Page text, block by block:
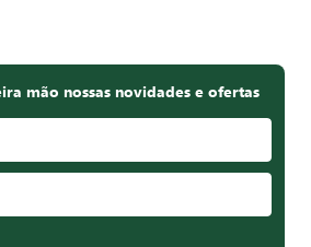
mão nossas novidades e ofertas